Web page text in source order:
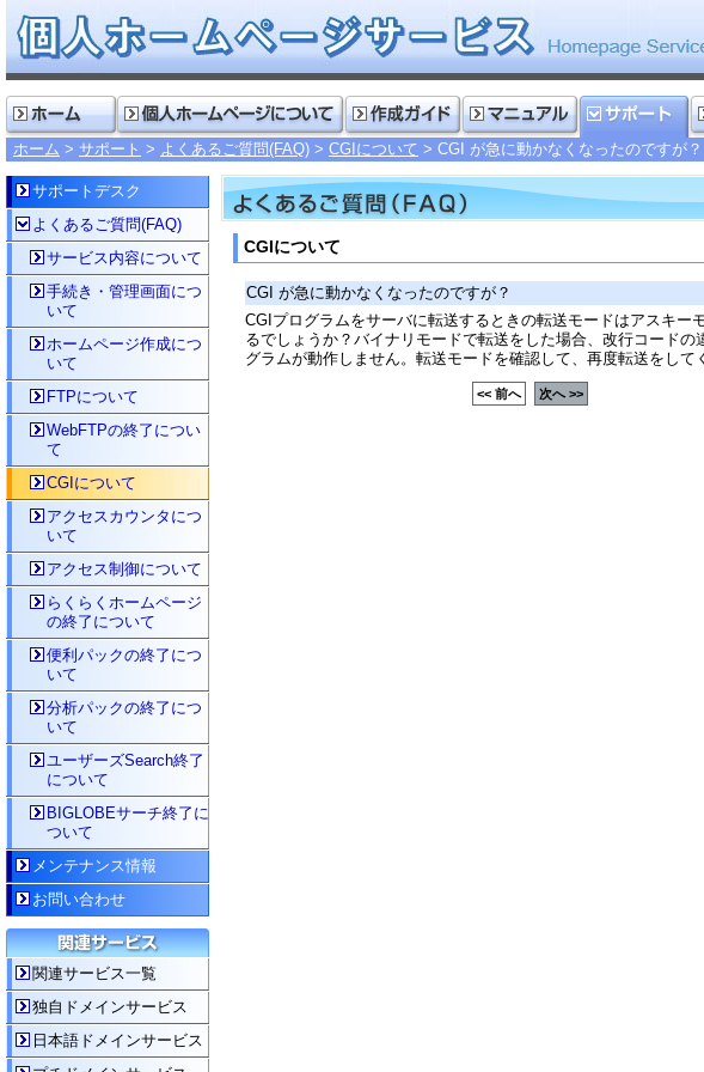
ホーム サポート よくあるご質問(FAQ) CGIについて CGI が急に動かなくなったのですが？
CGIについて
CGI が急に動かなくなったのですが？
CGIプログラムをサーバに転送するときの転送モードはアスキー
るでしょうか？バイナリモードで転送をした場合、改行コードの
グラムが動作しません。転送モードを確認して、再度転送をして
<< 前へ 次へ >>
サポートデスク
よくあるご質問(FAQ)
サービス内容について
手続き・管理画面につ
いて
ホームページ作成につ
いて
FTPについて
WebFTPの終了につい
て
CGIについて
アクセスカウンタにつ
いて
アクセス制御について
らくらくホームページ
の終了について
便利パックの終了につ
いて
分析パックの終了につ
いて
ユーザーズSearch終了
について
BIGLOBEサーチ終了に
ついて
メンテナンス情報
お問い合わせ
関連サービス一覧
独自ドメインサービス
日本語ドメインサービス